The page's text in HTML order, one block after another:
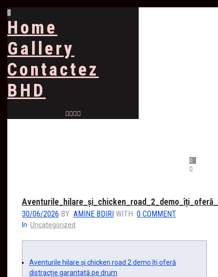
Home
Gallery
Contactez
BHD
0
30/06/2026 BY AMINE BDIRI WITH 0 COMMENT
In Uncategorized
Aventurile hilare și chicken road 2 demo îți oferă
distracție garantată pe drum